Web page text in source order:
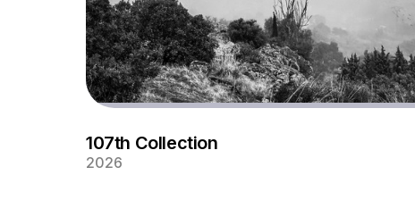
107th Collection
2026